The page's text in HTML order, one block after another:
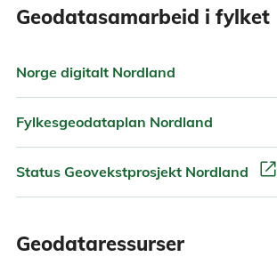
Geodatasamarbeid i fylket
Norge digitalt Nordland
Fylkesgeodataplan Nordland
Status Geovekstprosjekt Nordland open_in_new
Geodataressurser